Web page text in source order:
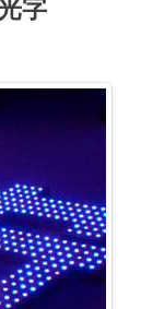
字